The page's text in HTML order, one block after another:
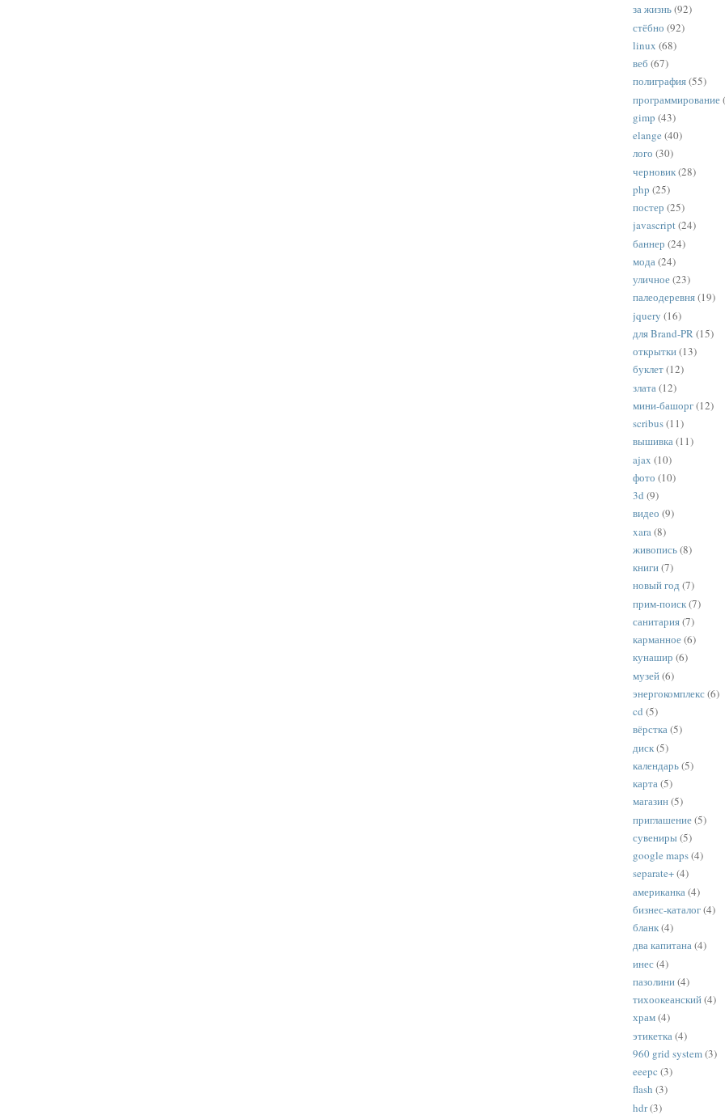
за жизнь(92)
стёбно (92)
linux (68)
веб (67)
полиграфия(55)
программирование
gimp (43)
elange (40)
лого (30)
черновик(28)
php (25)
постер (25)
javascript(24)
баннер (24)
мода(24)
уличное(23)
палеодеревня(19)
jquery (16)
для Brand-PR(15)
открытки(13)
буклет(12)
злата(12)
мини-башорг(12)
scribus(11)
вышивка(11)
ajax (10)
фото (10)
3d (9)
видео (9)
xara(8)
живопись(8)
книги(7)
новый год (7)
прим-поиск(7)
санитария(7)
карманное(6)
кунашир (6)
музей(6)
энергокомплекс(6)
cd (5)
вёрстка(5)
диск(5)
календарь(5)
карта(5)
магазин(5)
приглашение(5)
сувениры(5)
google maps(4)
separate+(4)
американка(4)
бизнес-каталог(4)
бланк(4)
два капитана(4)
инес(4)
пазолини(4)
тихоокеанский(4)
храм(4)
этикетка(4)
960 grid system(3)
eeepc (3)
flash (3)
hdr(3)